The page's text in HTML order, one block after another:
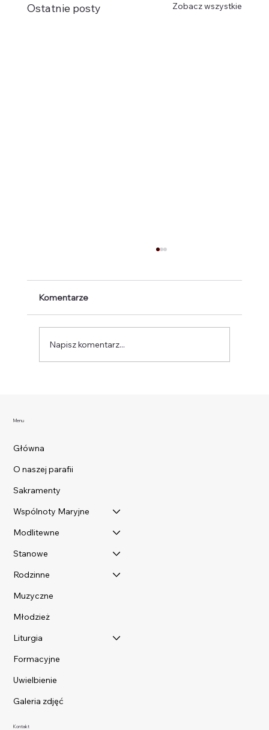
Ostatnie posty Zobacz wszystkie
Komentarze
Napisz komentarz...
Menu
Główna
O naszej parafii
Sakramenty
Wspólnoty Maryjne
Modlitewne
Stanowe
Rodzinne
Muzyczne
Młodzież
Liturgia
Formacyjne
Uwielbienie
Galeria zdjęć
Kontakt